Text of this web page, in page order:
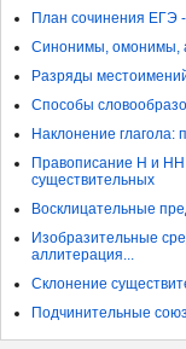
План сочинения ЕГЭ
Синонимы, омонимы,
Разряды
Способы
Наклонение глагола:
Правописание Н и НН
существительных
Восклицательные
Изобразительные
аллитерация...
Склонение
Подчинительные